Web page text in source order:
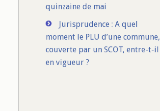
quinzaine de mai
Jurisprudence : A quel
moment le PLU d’une commune,
couverte par un SCOT, entre-t-il
en vigueur ?